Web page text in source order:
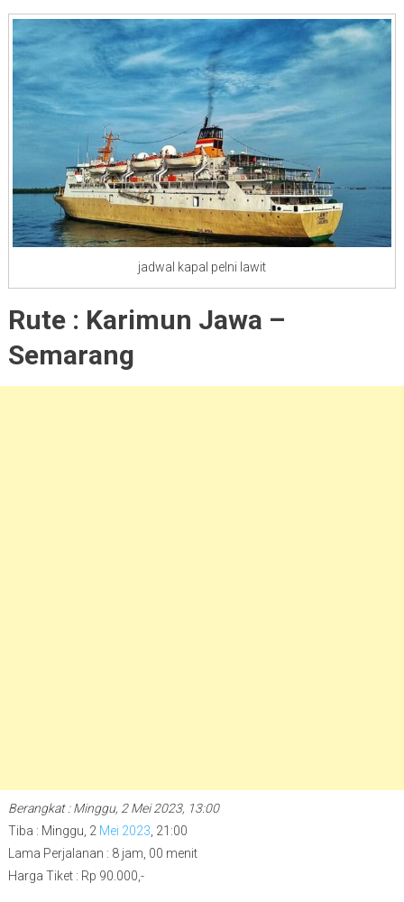
jadwal kapal pelni lawit
Rute : Karimun Jawa –
Semarang
Berangkat : Minggu, 2 Mei 2023, 13:00
Tiba : Minggu, 2 Mei 2023, 21:00
Lama Perjalanan : 8 jam, 00 menit
Harga Tiket : Rp 90.000,-